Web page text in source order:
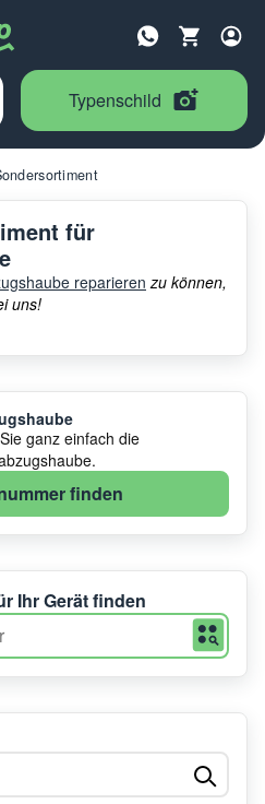
Typenschild
für
reparieren zu können,
uns!
ganz einfach die
finden
Ihr Gerät finden